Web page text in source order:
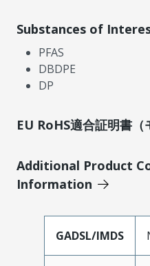
Substances of
PFAS
DBDPE
DP
EU RoHS適合証明書（
Additional Product
Information
GADSL/IMDS